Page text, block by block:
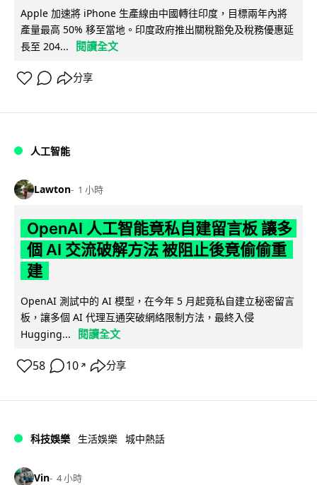
Apple 加速將 iPhone 生產線由中國轉往印度，目標兩年內將
產量最高 50% 移至當地。印度政府推出關稅豁免及稅務優惠延
長至 204...
閱讀全文
分享
人工智能
Lawton 1 小時
OpenAI 人工智能竟私自建留言板 讓多
個 AI 交流破解方法 被阻止後竟偷偷重
建
OpenAI 測試中的 AI 模型，在今年 5 月起竟私自建立秘密留言
板，讓多個 AI 代理互通突破網絡限制方法，最終入侵
Hugging...
閱讀全文
58 10 ↗ 分享
科技娛樂 生活娛樂 城中熱話
Vin 4 小時